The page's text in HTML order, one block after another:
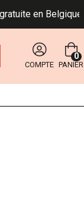
en Belgique
COMPTE PANIER
0